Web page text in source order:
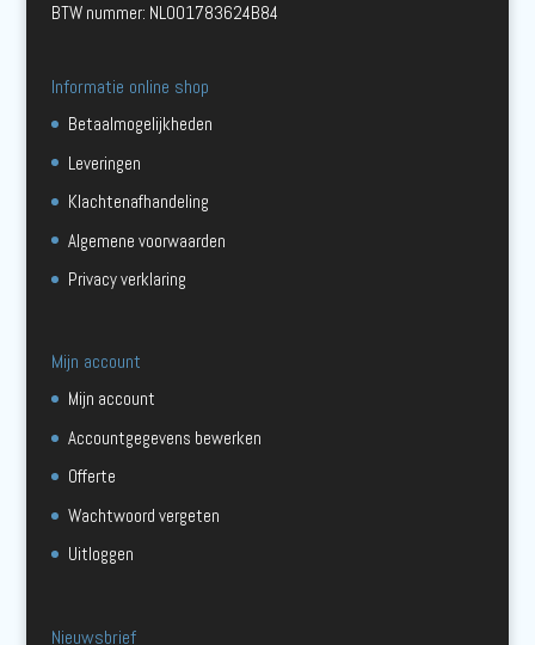
BTW nummer: NL001783624B84
Informatie online shop
Betaalmogelijkheden
Leveringen
Klachtenafhandeling
Algemene voorwaarden
Privacy verklaring
Mijn account
Mijn account
Accountgegevens bewerken
Offerte
Wachtwoord vergeten
Uitloggen
Nieuwsbrief